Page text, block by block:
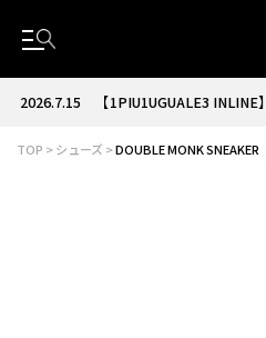
2026.7.15【1PIU1UGUALE3 INLINE
TOP シューズ DOUBLE MONK SNEAKER